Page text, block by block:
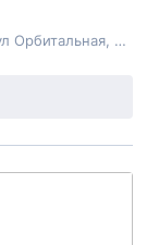
Орбитальная